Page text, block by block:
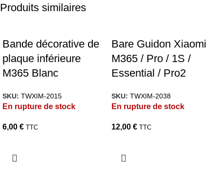
Produits similaires
Bande décorative de
plaque inférieure
M365 Blanc
SKU: TWXIM-2015
En rupture de stock
6,00 € TTC
Bare Guidon Xiaomi
M365 / Pro / 1S /
Essential / Pro2
SKU: TWXIM-2038
En rupture de stock
12,00 € TTC